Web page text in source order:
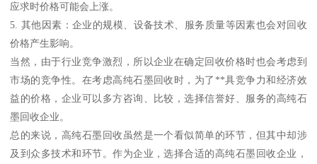
应求时价格可能会上涨。
5. 其他因素：企业的规模、设备技术、服务质量等因素也会对回收
价格产生影响。
当然，由于行业竞争激烈，所以企业在确定回收价格时也会考虑到
市场的竞争性。在考虑高纯石墨回收时，为了**具竞争力和经济效
益的价格，企业可以多方咨询、比较，选择信誉好、服务的高纯石
墨回收企业。
总的来说，高纯石墨回收虽然是一个看似简单的环节，但其中却涉
及到众多技术和环节。作为企业，选择合适的高纯石墨回收企业，